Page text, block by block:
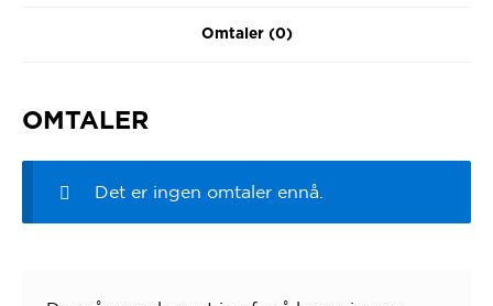
Omtaler (0)
OMTALER
Det er ingen omtaler ennå.